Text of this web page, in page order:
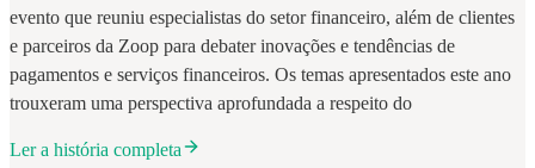
evento que reuniu especialistas do setor financeiro, além de clientes
e parceiros da Zoop para debater inovações e tendências de
pagamentos e serviços financeiros. Os temas apresentados este ano
trouxeram uma perspectiva aprofundada a respeito do
Ler a história completa